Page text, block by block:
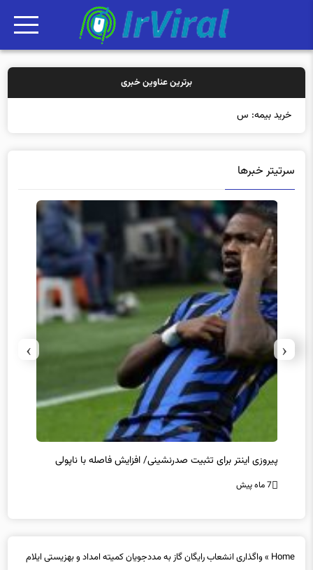
برترین عناوین خبری
خرید بیمه: سنتی یا آنلا
سرتیتر خبرها
پیروزی اینتر برای تثبیت صدرنشینی/ افزایش فاصله با ناپولی
7 ماه پیش
‹
›
Home
» واگذاری انشعاب رایگان گاز به مددجویان کمیته امداد و بهزیستی ایلام